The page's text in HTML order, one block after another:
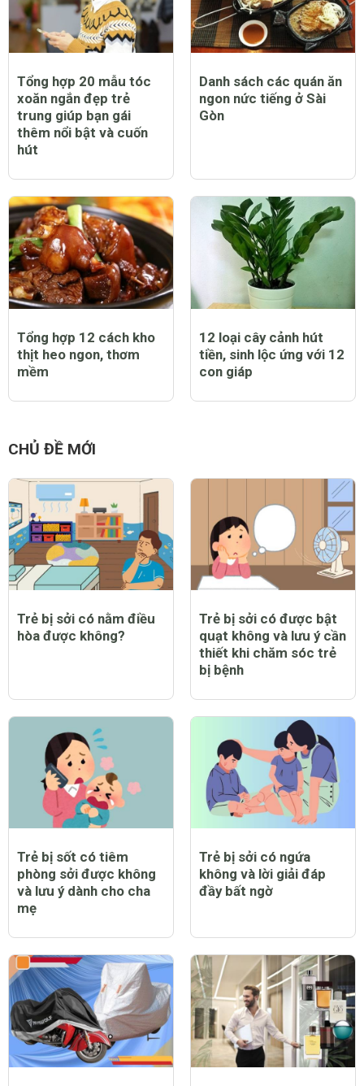
Tổng hợp 20 mẫu tóc
xoăn ngắn đẹp trẻ
trung giúp bạn gái
thêm nổi bật và cuốn
hút
Danh sách các quán ăn
ngon nức tiếng ở Sài
Gòn
Tổng hợp 12 cách kho
thịt heo ngon, thơm
mềm
12 loại cây cảnh hút
tiền, sinh lộc ứng với 12
con giáp
CHỦ ĐỀ MỚI
Trẻ bị sởi có nằm điều
hòa được không?
Trẻ bị sởi có được bật
quạt không và lưu ý cần
thiết khi chăm sóc trẻ
bị bệnh
Trẻ bị sốt có tiêm
phòng sởi được không
và lưu ý dành cho cha
mẹ
Trẻ bị sởi có ngứa
không và lời giải đáp
đầy bất ngờ